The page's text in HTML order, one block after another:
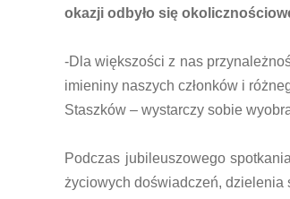
okazji odbyło się
-Dla większości z nas
imieniny naszych członków i
Staszków – wystarczy sobie
Podczas jubileuszowego
życiowych doświadczeń, dzielenia